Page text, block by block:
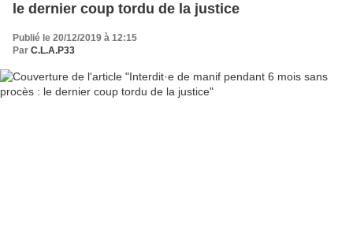
le dernier coup tordu de la justice
Publié le 20/12/2019 à 12:15
Par C.L.A.P33